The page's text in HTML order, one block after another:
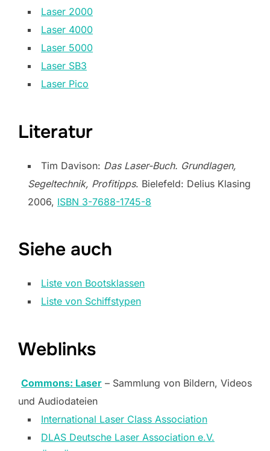
Laser 2000
Laser 4000
Laser 5000
Laser SB3
Laser Pico
Literatur
Tim Davison: Das Laser-Buch. Grundlagen,
Segeltechnik, Profitipps. Bielefeld: Delius Klasing
2006, ISBN 3-7688-1745-8
Siehe auch
Liste von Bootsklassen
Liste von Schiffstypen
Weblinks
Commons: Laser – Sammlung von Bildern, Videos
und Audiodateien
International Laser Class Association
DLAS Deutsche Laser Association e.V.